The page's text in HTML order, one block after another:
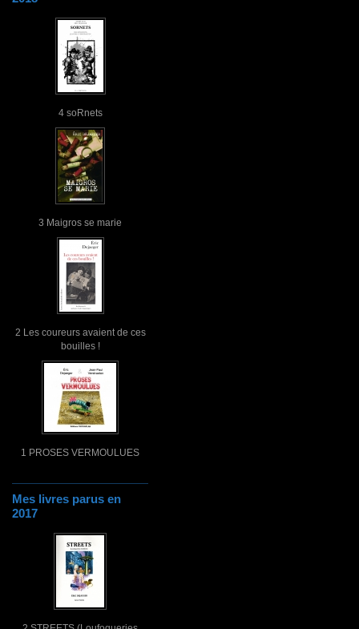
4 soRnets
3 Maigros se marie
2 Les coureurs avaient de ces
bouilles !
1 PROSES VERMOULUES
Mes livres parus en
2017